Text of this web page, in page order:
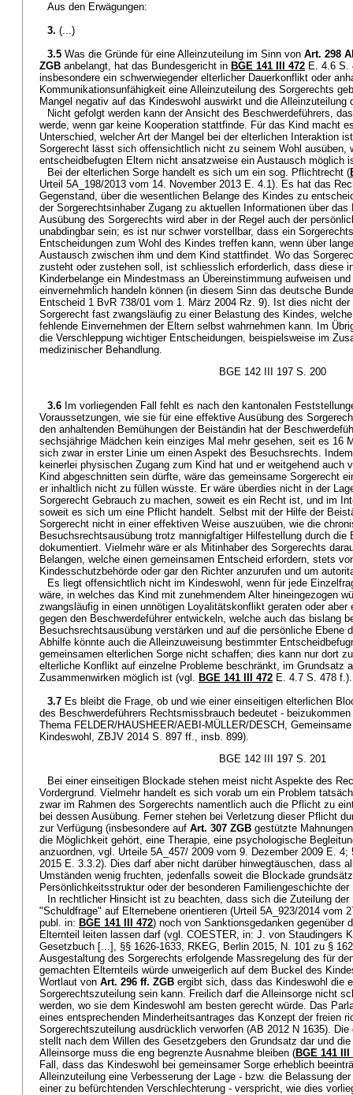
Aus den Erwägungen:
3. (...)
3.5 Was die Gründe für eine Alleinzuteilung im Sinn von Art. 298
ZGB anbelangt, hat das Bundesgericht in BGE 141 III 472 E. 4.6 S.
insbesondere ein schwerwiegender elterlicher Dauerkonflikt oder
Kommunikationsunfähigkeit eine Alleinzuteilung des Sorgerechts
Mangel negativ auf das Kindeswohl auswirkt und die Alleinzuteilung
Nicht gefolgt werden kann der Ansicht des Beschwerdeführers,
werde, wenn gar keine Kooperation stattfinde. Für das Kind macht
Unterschied, welcher Art der Mangel bei der elterlichen Interaktion
Sorgerecht lässt sich offensichtlich nicht zu seinem Wohl ausüben,
entscheidbefugten Eltern nicht ansatzweise ein Austausch möglich
Bei der elterlichen Sorge handelt es sich um ein sog. Pflichtrecht (
Urteil 5A_198/2013 vom 14. November 2013 E. 4.1). Es hat das
Gegenstand, über die wesentlichen Belange des Kindes zu
der Sorgerechtsinhaber Zugang zu aktuellen Informationen über
Ausübung des Sorgerechts wird aber in der Regel auch der
unabdingbar sein; es ist nur schwer vorstellbar, dass ein
Entscheidungen zum Wohl des Kindes treffen kann, wenn über
Austausch zwischen ihm und dem Kind stattfindet. Wo das
zusteht oder zustehen soll, ist schliesslich erforderlich, dass diese
Kinderbelange ein Mindestmass an Übereinstimmung aufweisen
einvernehmlich handeln können (in diesem Sinn das deutsche
Entscheid 1 BvR 738/01 vom 1. März 2004 Rz. 9). Ist dies nicht
Sorgerecht fast zwangsläufig zu einer Belastung des Kindes,
fehlende Einvernehmen der Eltern selbst wahrnehmen kann. Im
die Verschleppung wichtiger Entscheidungen, beispielsweise im
medizinischer Behandlung.
BGE 142 III 197 S. 200
3.6 Im vorliegenden Fall fehlt es nach den kantonalen
Voraussetzungen, wie sie für eine effektive Ausübung des
den anhaltenden Bemühungen der Beiständin hat der
sechsjährige Mädchen kein einziges Mal mehr gesehen, seit es 16
sich zwar in erster Linie um einen Aspekt des Besuchsrechts.
keinerlei physischen Zugang zum Kind hat und er weitgehend auch
Kind abgeschnitten sein dürfte, wäre das gemeinsame Sorgerecht
er inhaltlich nicht zu füllen wüsste. Er wäre überdies nicht in der
Sorgerecht Gebrauch zu machen, soweit es ein Recht ist, und im
soweit es sich um eine Pflicht handelt. Selbst mit der Hilfe der
Sorgerecht nicht in einer effektiven Weise auszuüben, wie die
Besuchsrechtsausübung trotz mannigfaltiger Hilfestellung durch die
dokumentiert. Vielmehr wäre er als Mitinhaber des Sorgerechts
Belangen, welche einen gemeinsamen Entscheid erfordern, stets
Kindesschutzbehörde oder gar den Richter anzurufen und um
Es liegt offensichtlich nicht im Kindeswohl, wenn für jede
wäre, in welches das Kind mit zunehmendem Alter hineingezogen
zwangsläufig in einen unnötigen Loyalitätskonflikt geraten oder aber
gegen den Beschwerdeführer entwickeln, welche auch das bislang
Besuchsrechtsausübung verstärken und auf die persönliche Ebene
Abhilfe könnte auch die Alleinzuweisung bestimmter
gemeinsamen elterlichen Sorge nicht schaffen; dies kann nur dort
elterliche Konflikt auf einzelne Probleme beschränkt, im Grundsatz
Zusammenwirken möglich ist (vgl. BGE 141 III 472 E. 4.7 S. 478 f.).
3.7 Es bleibt die Frage, ob und wie einer einseitigen elterlichen
des Beschwerdeführers Rechtsmissbrauch bedeutet -
Thema FELDER/HAUSHEER/AEBI-MÜLLER/DESCH,
Kindeswohl, ZBJV 2014 S. 897 ff., insb. 899).
BGE 142 III 197 S. 201
Bei einer einseitigen Blockade stehen meist nicht Aspekte des
Vordergrund. Vielmehr handelt es sich vorab um ein Problem
zwar im Rahmen des Sorgerechts namentlich auch die Pflicht zu
bei dessen Ausübung. Ferner stehen bei Verletzung dieser Pflicht
zur Verfügung (insbesondere auf Art. 307 ZGB gestützte
die Möglichkeit gehört, eine Therapie, eine psychologische
anzuordnen, vgl. Urteile 5A_457/ 2009 vom 9. Dezember 2009 E. 4;
2015 E. 3.3.2). Dies darf aber nicht darüber hinwegtäuschen, dass
Umständen wenig fruchten, jedenfalls soweit die Blockade
Persönlichkeitsstruktur oder der besonderen Familiengeschichte
In rechtlicher Hinsicht ist zu beachten, dass sich die Zuteilung der
"Schuldfrage" auf Elternebene orientieren (Urteil 5A_923/2014 vom
publ. in: BGE 141 III 472) noch von Sanktionsgedanken gegenüber
Elternteil leiten lassen darf (vgl. COESTER, in: J. von Staudingers
Gesetzbuch [...], §§ 1626-1633, RKEG, Berlin 2015, N. 101 zu §
Ausgestaltung des Sorgerechts erfolgende Massregelung des für
gemachten Elternteils würde unweigerlich auf dem Buckel des
Wortlaut von Art. 296 ff. ZGB ergibt sich, dass das Kindeswohl die
Sorgerechtszuteilung sein kann. Freilich darf die Alleinsorge nicht
werden, wo sie dem Kindeswohl am besten gerecht würde. Das
eines entsprechenden Minderheitsantrages das Konzept der freien
Sorgerechtszuteilung ausdrücklich verworfen (AB 2012 N 1635).
stellt nach dem Willen des Gesetzgebers den Grundsatz dar und
Alleinsorge muss die eng begrenzte Ausnahme bleiben (BGE 141 III
Fall, dass das Kindeswohl bei gemeinsamer Sorge erheblich
Alleinzuteilung eine Verbesserung der Lage - bzw. die Belassung
einer zu befürchtenden Verschlechterung - verspricht, wie dies